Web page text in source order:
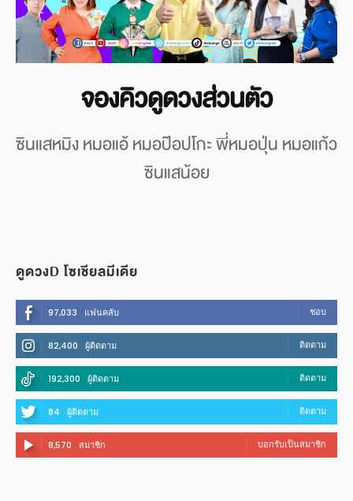
จองคิวดูดวงส่วนตัว
ซินแสหมิง หมอแอ้ หมอป๊อปโกะ พี่หมอปุ่น หมอแก้ว
ซินแสน้อย
ดูดวงD โซเชียลมีเดีย
97,033 แฟนคลับ ชอบ
82,400 ผู้ติดตาม ติดตาม
192,300 ผู้ติดตาม ติดตาม
84 ผู้ติดตาม ติดตาม
8,570 สมาชิก บอกรับเป็นสมาชิก